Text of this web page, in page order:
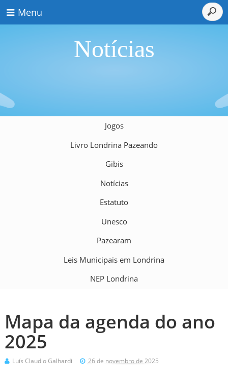
Menu
Notícias
Jogos
Livro Londrina Pazeando
Gibis
Notícias
Estatuto
Unesco
Pazearam
Leis Municipais em Londrina
NEP Londrina
Mapa da agenda do ano
2025
Luís Claudio Galhardi 26 de novembro de 2025